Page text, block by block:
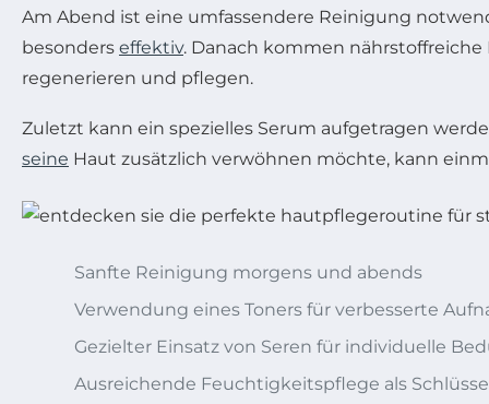
Am Abend ist eine umfassendere Reinigung
besonders effektiv. Danach kommen
regenerieren und pflegen.
Zuletzt kann ein spezielles Serum aufgetragen
seine Haut zusätzlich verwöhnen möchte, kann
Sanfte Reinigung morgens und abends
Verwendung eines Toners für verbesserte
Gezielter Einsatz von Seren für individuelle
Ausreichende Feuchtigkeitspflege als